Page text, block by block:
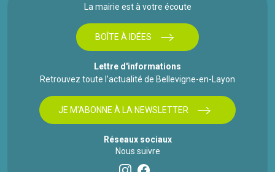
La mairie est à votre écoute
BOÎTE À IDÉES
Lettre d'informations
Retrouvez toute l’actualité de Bellevigne-en-Layon
JE M'ABONNE À LA NEWSLETTER
Réseaux sociaux
Nous suivre